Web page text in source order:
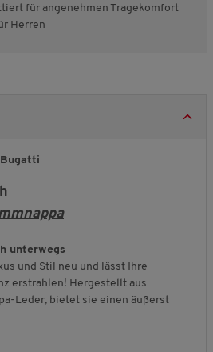
für angenehmen Tragekomfort
Herren
unterwegs
und Stil neu und lässt Ihre
erstrahlen! Hergestellt aus
Leder, bietet sie einen äußerst
der Wattierung der Jacke bietet das